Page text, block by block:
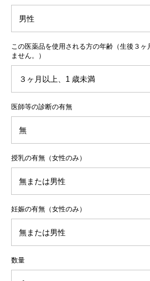
この医薬品を使用される方の年齢（生後３ヶ
ません。）
医師等の診断の有無
授乳の有無（女性のみ）
妊娠の有無（女性のみ）
数量